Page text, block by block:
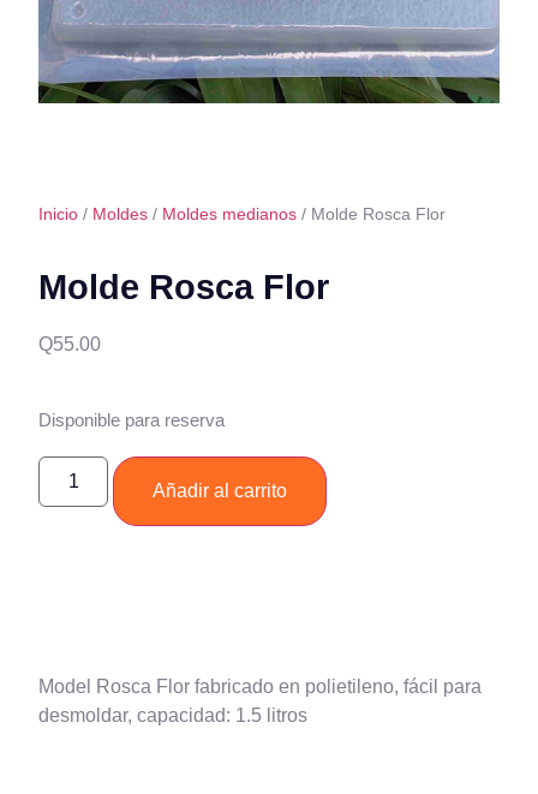
Inicio / Moldes / Moldes medianos / Molde Rosca Flor
Molde Rosca Flor
Q55.00
Disponible para reserva
Añadir al carrito
Model Rosca Flor fabricado en polietileno, fácil para
desmoldar, capacidad: 1.5 litros